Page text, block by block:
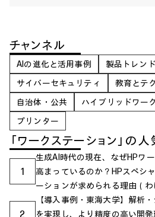
チャンネル
AIの進化と活用事例
製品トレン
サイバーセキュリティ
教育とテ
自治体・公共
ハイブリッドワーク
プリンター
「ワークステーション」の
1
生成AI時代の現在、なぜHPワ
高まっているのか？HPスペシ
ーションが求められる理由（わ
2
【導入事例・東海大学】解析
を実現し、より精度の高い開